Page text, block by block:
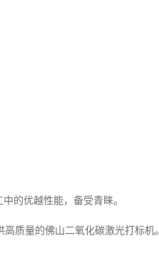
的优越性能，备受青睐。
质量的佛山二氧化碳激光打标机。